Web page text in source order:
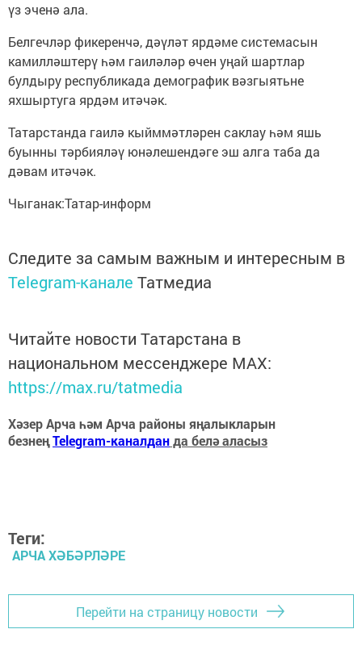
үз эченә ала.
Белгечләр фикеренчә, дәүләт ярдәме системасын
камилләштерү һәм гаиләләр өчен уңай шартлар
булдыру республикада демографик вәзгыятьне
яхшыртуга ярдәм итәчәк.
Татарстанда гаилә кыйммәтләрен саклау һәм яшь
буынны тәрбияләү юнәлешендәге эш алга таба да
дәвам итәчәк.
Чыганак:Татар-информ
Следите за самым важным и интересным в
Telegram-канале Татмедиа
Читайте новости Татарстана в
национальном мессенджере MАХ:
https://max.ru/tatmedia
Хәзер Арча һәм Арча районы яңалыкларын
безнеңTelegram-каналданда белә аласыз
Теги:
АРЧА ХӘБӘРЛӘРЕ
Перейти на страницу новости